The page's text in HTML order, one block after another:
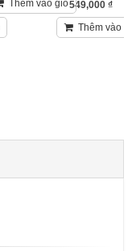
Thêm vào giỏ549,000 ₫
Thêm vào